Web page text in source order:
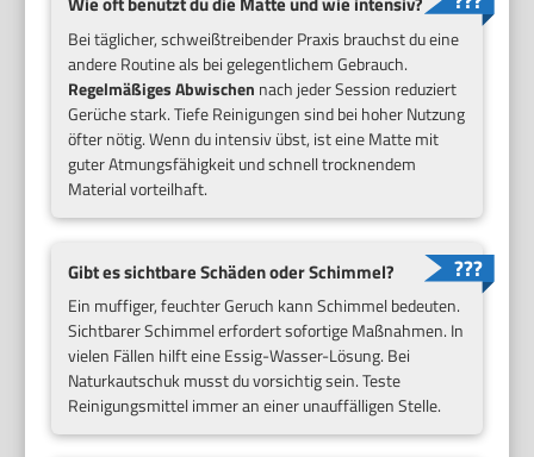
Bei täglicher, schweißtreibender Praxis brauchst du eine
andere Routine als bei gelegentlichem Gebrauch.
Regelmäßiges Abwischen nach jeder Session reduziert
Gerüche stark. Tiefe Reinigungen sind bei hoher Nutzung
öfter nötig. Wenn du intensiv übst, ist eine Matte mit
guter Atmungsfähigkeit und schnell trocknendem
Material vorteilhaft.
Gibt es sichtbare Schäden oder Schimmel?
Ein muffiger, feuchter Geruch kann Schimmel bedeuten.
Sichtbarer Schimmel erfordert sofortige Maßnahmen. In
vielen Fällen hilft eine Essig-Wasser-Lösung. Bei
Naturkautschuk musst du vorsichtig sein. Teste
Reinigungsmittel immer an einer unauffälligen Stelle.